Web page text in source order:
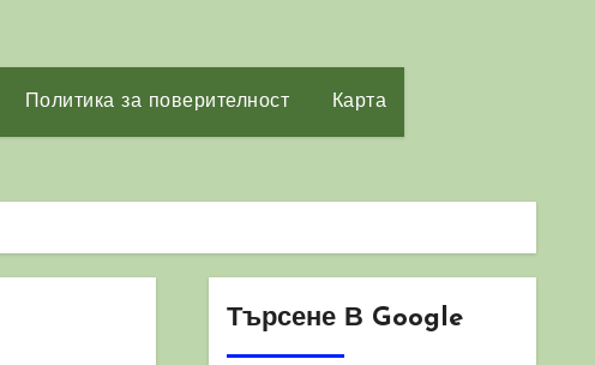
Политика за поверителност Карта
Търсене В Google